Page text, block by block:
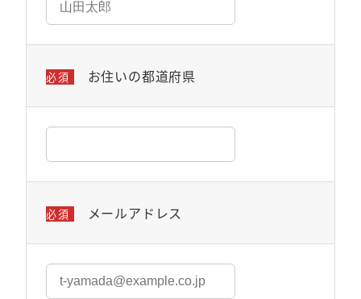
て
画
面
で
面
で
面
必須 お住いの都道府県
必須 メールアドレス